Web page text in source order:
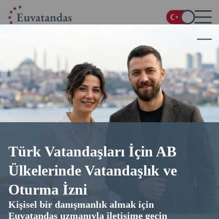
Bulgaristan Vatandaşlığı: Başvuru Şartları, Avantajları ve Başvuru Süreci
Bulgaristan Vatandaşlığı: Başvuru
Şartları, Avantajları ve Başvuru
Süreci
23.02.2026
31 dakika okuma
Türk Vatandaşları İçin AB
Ülkelerinde Vatandaşlık ve
Oturma İzni
Kişisel bir danışmanlık almak için
Euvatandas uzmanıyla iletişime geçin